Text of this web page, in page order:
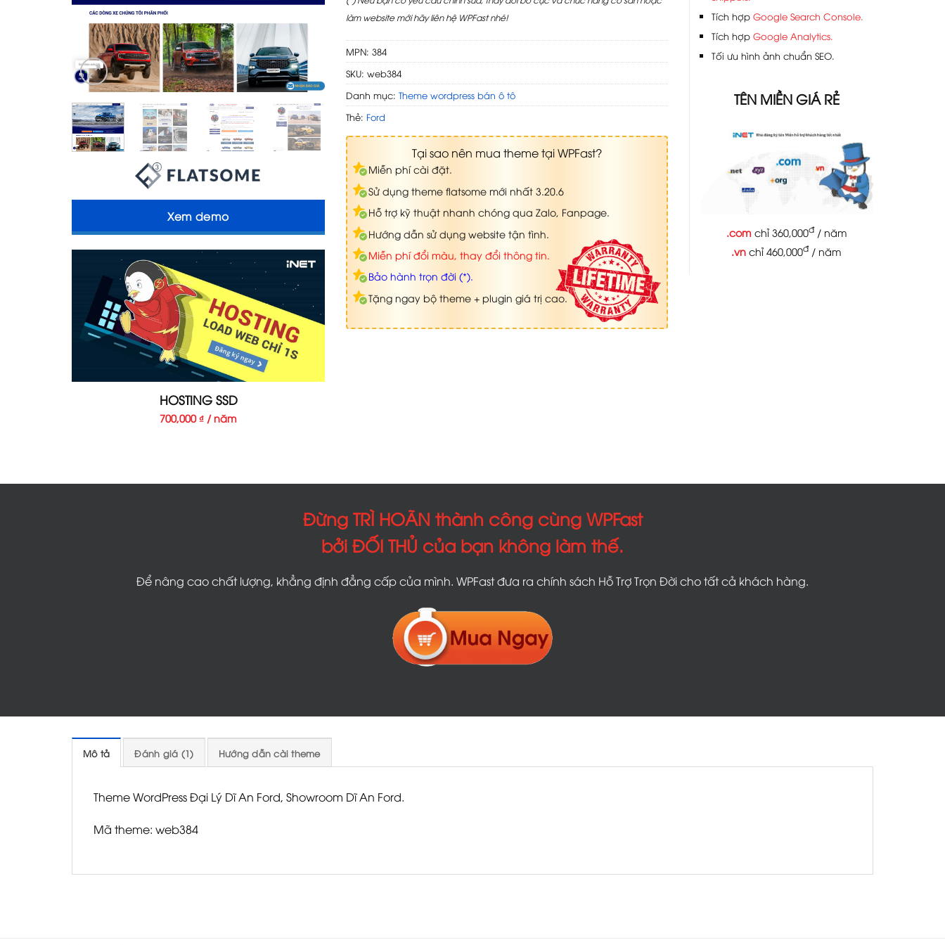
Xem demo
HOSTING SSD
700,000 ₫ / năm
làm website mới hãy liên hệ WPFast nhé!
MPN: 384
SKU: web384
Danh mục: Theme wordpress bán ô tô
Thẻ: Ford
Tại sao nên mua theme tại WPFast?
Miễn phí cài đặt.
Sử dụng theme flatsome mới nhất 3.20.6
Hỗ trợ kỹ thuật nhanh chóng qua Zalo, Fanpage.
Hướng dẫn sử dụng website tận tình.
Miễn phí đổi màu, thay đổi thông tin.
Bảo hành trọn đời (*).
Tặng ngay bộ theme + plugin giá trị cao.
Tích hợpGoogle Search Console.
Tích hợpGoogle Analytics.
Tối ưu hình ảnh chuẩn SEO.
TÊN MIỀN GIÁ RẺ
.comchỉ 360,000đ/ năm
.vn chỉ 460,000đ/ năm
Đừng TRÌ HOÃN thành công cùng WPFast
bởi ĐỐI THỦ của bạn không làm thế.
Để nâng cao chất lượng, khẳng định đẳng cấp của mình. WPFast đưa ra chính sách Hỗ Trợ Trọn Đời cho tất cả khách hàng.
Mô tả Đánh giá (1) Hướng dẫn cài theme
Theme WordPress Đại Lý Dĩ An Ford, Showroom Dĩ An Ford.
Mã theme: web384